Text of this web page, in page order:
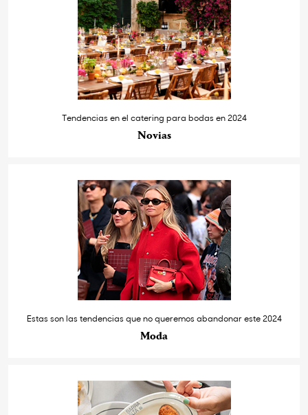
Tendencias en el catering para bodas en 2024
Novias
Estas son las tendencias que no queremos abandonar este 2024
Moda